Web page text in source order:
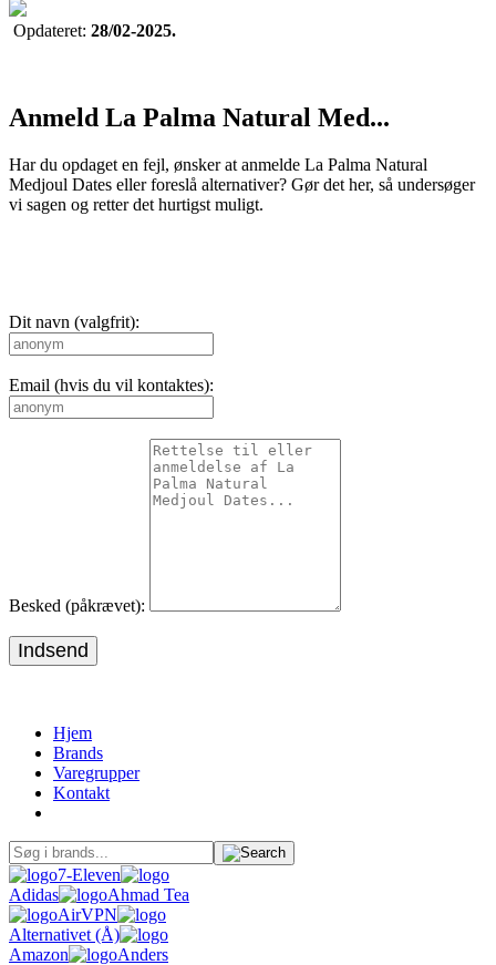
Opdateret: 28/02-2025.
Anmeld La Palma Natural Med...
Har du opdaget en fejl, ønsker at anmelde La Palma Natural
Medjoul Dates eller foreslå alternativer? Gør det her, så undersøger
vi sagen og retter det hurtigst muligt.
Dit navn (valgfrit):
Email (hvis du vil kontaktes):
Besked (påkrævet):
Indsend
Hjem
Brands
Varegrupper
Kontakt
7-Eleven
Adidas
Ahmad Tea
AirVPN
Alternativet (Å)
Amazon
Anders